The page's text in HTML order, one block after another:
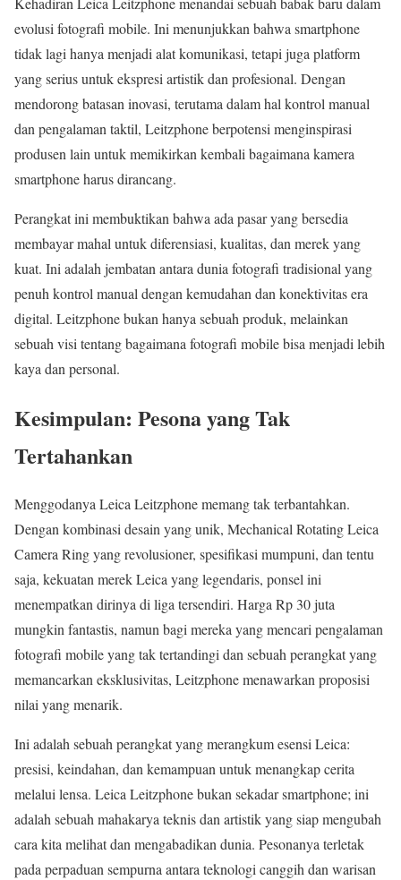
evolusi fotografi mobile. Ini menunjukkan bahwa smartphone
tidak lagi hanya menjadi alat komunikasi, tetapi juga platform
yang serius untuk ekspresi artistik dan profesional. Dengan
mendorong batasan inovasi, terutama dalam hal kontrol manual
dan pengalaman taktil, Leitzphone berpotensi menginspirasi
produsen lain untuk memikirkan kembali bagaimana kamera
smartphone harus dirancang.
Perangkat ini membuktikan bahwa ada pasar yang bersedia
membayar mahal untuk diferensiasi, kualitas, dan merek yang
kuat. Ini adalah jembatan antara dunia fotografi tradisional yang
penuh kontrol manual dengan kemudahan dan konektivitas era
digital. Leitzphone bukan hanya sebuah produk, melainkan
sebuah visi tentang bagaimana fotografi mobile bisa menjadi lebih
kaya dan personal.
Kesimpulan: Pesona yang Tak
Tertahankan
Menggodanya Leica Leitzphone memang tak terbantahkan.
Dengan kombinasi desain yang unik, Mechanical Rotating Leica
Camera Ring yang revolusioner, spesifikasi mumpuni, dan tentu
saja, kekuatan merek Leica yang legendaris, ponsel ini
menempatkan dirinya di liga tersendiri. Harga Rp 30 juta
mungkin fantastis, namun bagi mereka yang mencari pengalaman
fotografi mobile yang tak tertandingi dan sebuah perangkat yang
memancarkan eksklusivitas, Leitzphone menawarkan proposisi
nilai yang menarik.
Ini adalah sebuah perangkat yang merangkum esensi Leica:
presisi, keindahan, dan kemampuan untuk menangkap cerita
melalui lensa. Leica Leitzphone bukan sekadar smartphone; ini
adalah sebuah mahakarya teknis dan artistik yang siap mengubah
cara kita melihat dan mengabadikan dunia. Pesonanya terletak
pada perpaduan sempurna antara teknologi canggih dan warisan